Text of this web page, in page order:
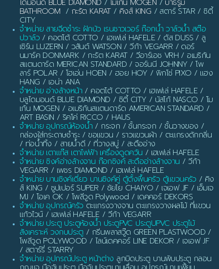
ไดมอนด์ BLUE DIAMOND / โมเก้น MOGEN / บาธรูม
BATHROOM / กะรัต KARAT/ คิงส์ KING / สตาร์ STAR / ซิตี้
CITY
จำหน่าย สายฉีดชำระ ฝักบัว เรนชาวเวอร์ ก๊อกน้ำ วาล์วน้ำ สต๊อ
ปวาล์ว / คอตโต้ COTTO / เฮเฟเล่ HAFELE / ดัส DUSS / ลู
เซิร์น LUZERN / วสันต์ WATSON / วีก้า VEGARR / ดอร์
นมาร์ค DONMARK / กะรัต KARAT / วีอาร์เอช VRH / อเมริกัน
สแตนดาร์ด MERICAN STANDARD / จอร์นนี JOHNNY / โพ
ลาร์ POLAR / โฮเอ่น HOEN / ฮอย HOY / พิกโซ่ PIXO / แฮง
HANG / เอน่า ANA
จำหน่าย อ่างล้างหน้า / คอตโต้ COTTO / เฮเฟเล่ HAFELE /
บลูไดมอนด์ BLUE DIAMOND / ซิตี้ CITY / นัสโก้ NASCO / โม
เก้น MOGEN / อเมริกันสแตนดาร์ด AMERICAN STANDARD /
ART BASIN / ริคโค่ RICCO / HAUS
จำหน่าย อุปกรณ์ห้องน้ำ / กระจก / ชั้นกระจก / ชั้นวางของ /
กล่องใส่กระดาษชำระ / ขอแขวน / ราวแขวนผ้า / ตะแกรงดักกลิ่น
/ ท่อน้ำทิ้ง / สายน้ำดี / ที่วางสบู่ / สะดืออ่าง
จำหน่าย เตาแก๊ส เตาไฟฟ้า เครื่องดูดควัน / เฮเฟเล่ HAFELE
จำหน่าย ซิงค์อ่างล้างจาน ก๊อกซิงค์ สะดืออ่างล้างจาน / วีก้า
VEGARR / เพชร DIAMOND / เฮเฟเล่ HAFELE
จำหน่าย บานซิงค์เดี่ยว บานซิงค์คู่ ตู้ตั้งพื้นครัว ตู้แขวนครัว / คิง
ส์ KING / ซูปเปอร์ SUPER / ชัยโย CHAIYO / เจเอฟ JF / เอ็มเจ
MJ / โอเค OK / โพลีวูด Polywood / เดคคอร์ DEKORS
จำหน่าย อุปกรณ์ครัว ตะแกรงวางจาน ตะแกรงวางผลไม้ ที่แขวน
แก้วไวน์ / เฮเฟเล่ HAFELE / วีก้า VEGARR
จำหน่าย ประตู ประตูห้องน้ำ ประตูPVC ประตูUPVC ประตูไม้
สังเคราะห์ วงกบประตู / กรีนพลาสวู๊ด GREEN PLASTWOOD /
โพลีวูด POLYWOOD / ไลน์เดคคอร์ LINE DEKOR / เจเอฟ JF
/ สตาร์รี่ STARRY
จำหน่าย อุปกรณ์ประตู หน้าต่าง ลูกบิดประตู บานพับประตู กลอน